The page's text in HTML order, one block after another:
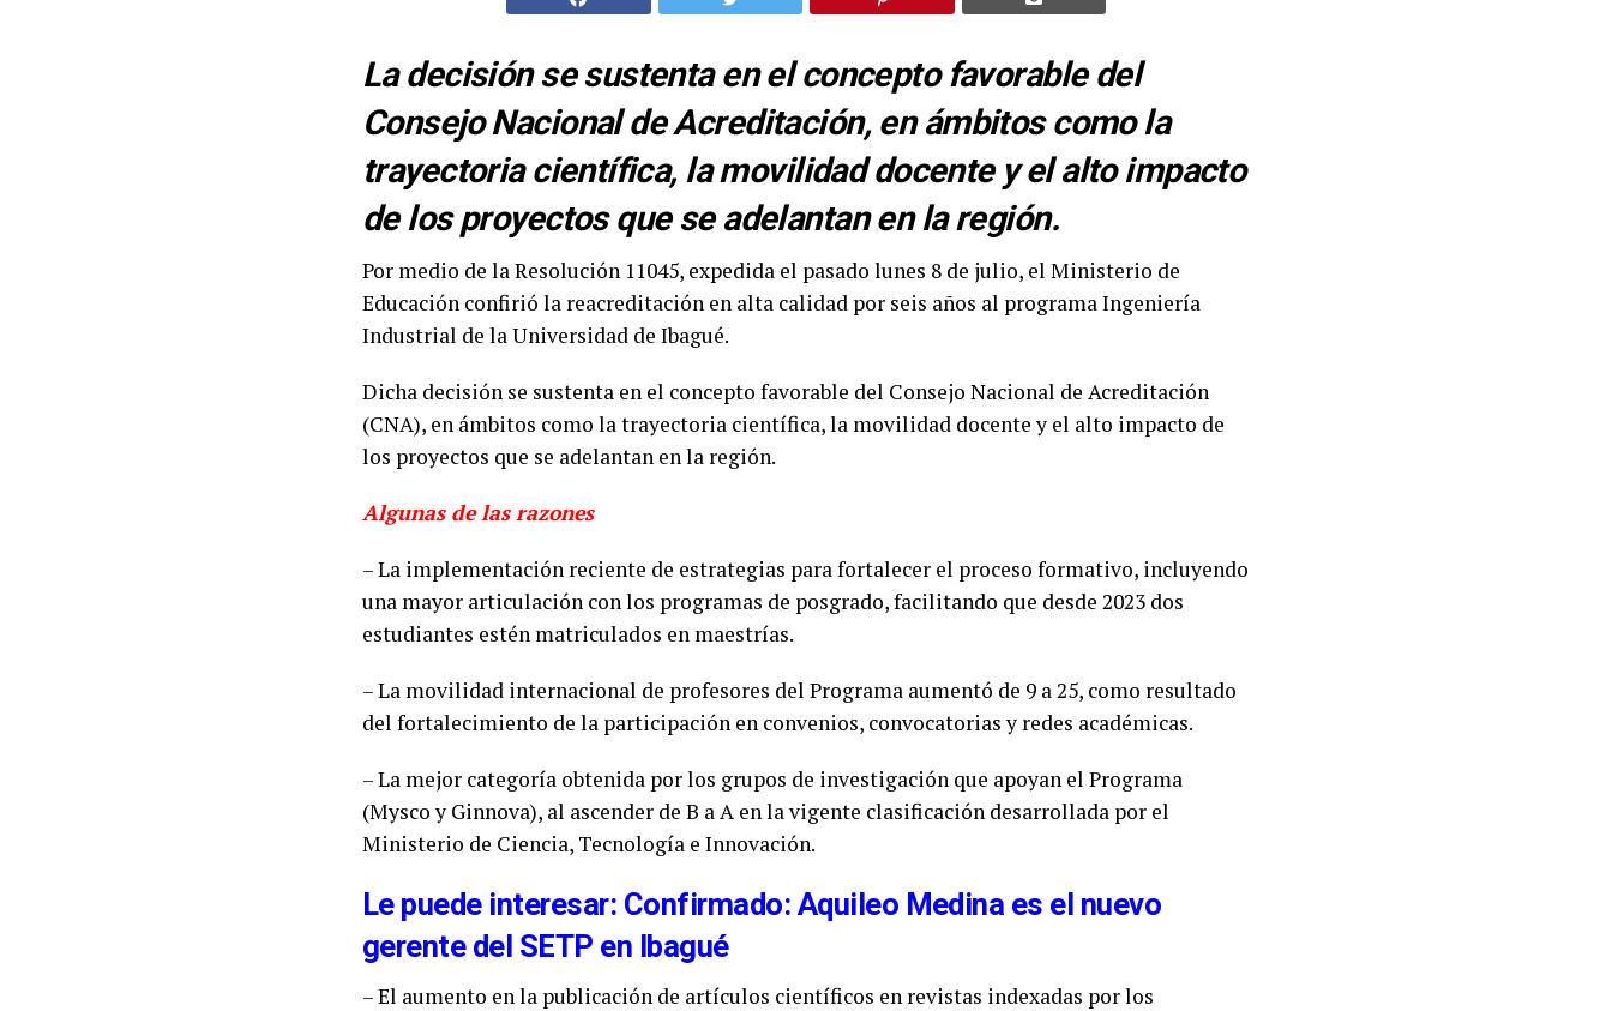
La decisión se sustenta en el concepto favorable del
Consejo Nacional de Acreditación, en ámbitos como la
trayectoria científica, la movilidad docente y el alto impacto
de los proyectos que se adelantan en la región.
Por medio de la Resolución 11045, expedida el pasado lunes 8 de julio, el Ministerio de
Educación confirió la reacreditación en alta calidad por seis años al programa Ingeniería
Industrial de la Universidad de Ibagué.
Dicha decisión se sustenta en el concepto favorable del Consejo Nacional de Acreditación
(CNA), en ámbitos como la trayectoria científica, la movilidad docente y el alto impacto de
los proyectos que se adelantan en la región.
Algunas de las razones
– La implementación reciente de estrategias para fortalecer el proceso formativo, incluyendo
una mayor articulación con los programas de posgrado, facilitando que desde 2023 dos
estudiantes estén matriculados en maestrías.
– La movilidad internacional de profesores del Programa aumentó de 9 a 25, como resultado
del fortalecimiento de la participación en convenios, convocatorias y redes académicas.
– La mejor categoría obtenida por los grupos de investigación que apoyan el Programa
(Mysco y Ginnova), al ascender de B a A en la vigente clasificación desarrollada por el
Ministerio de Ciencia, Tecnología e Innovación.
Le puede interesar: Confirmado: Aquileo Medina es el nuevo
gerente del SETP en Ibagué
– El aumento en la publicación de artículos científicos en revistas indexadas por los